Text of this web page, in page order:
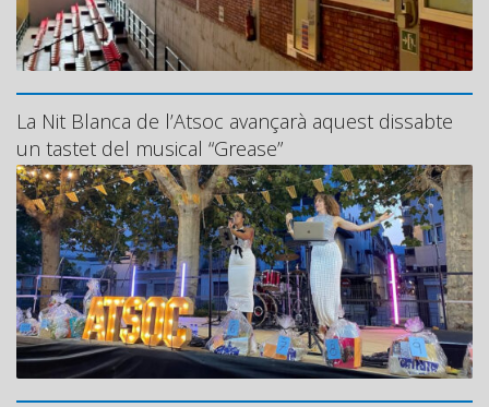
La Nit Blanca de l’Atsoc avançarà aquest dissabte
un tastet del musical “Grease”